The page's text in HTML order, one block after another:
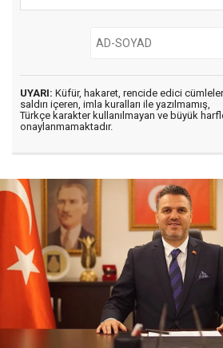
UYARI: Küfür, hakaret, rencide edici
saldırı içeren, imla kuralları ile yazılmamış,
Türkçe karakter kullanılmayan ve büyük
onaylanmamaktadır.